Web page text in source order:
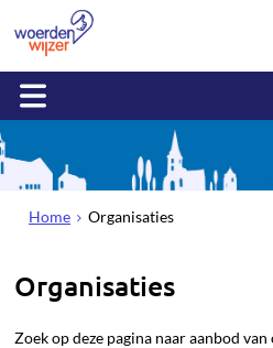
Home Organisaties
Organisaties
Zoek op deze pagina naar aanbod